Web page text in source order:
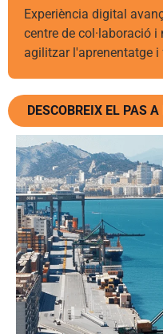
Experiència digital
centre de col·laboració
agilitzar l'aprenentatge
DESCOBREIX EL PAS